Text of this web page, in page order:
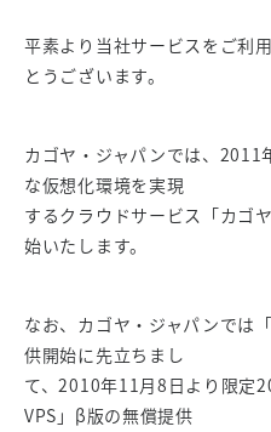
平素より当社サービスをご利
とうございます。
カゴヤ・ジャパンでは、2011
な仮想化環境を実現
するクラウドサービス「カゴ
始いたします。
なお、カゴヤ・ジャパンでは
供開始に先立ちまし
て、2010年11月8日より限定
VPS」β版の無償提供